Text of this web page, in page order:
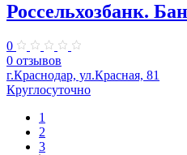
Россельхозбанк.
0
0 отзывов
г.Краснодар, ул.Красная, 81
Круглосуточно
1
2
3